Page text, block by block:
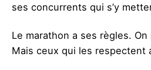
ses concurrents qui s’y
Le marathon a ses règles.
Mais ceux qui les respectent